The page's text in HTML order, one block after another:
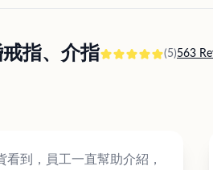
指、介指 (5)563
看到，員工一直幫助介紹，